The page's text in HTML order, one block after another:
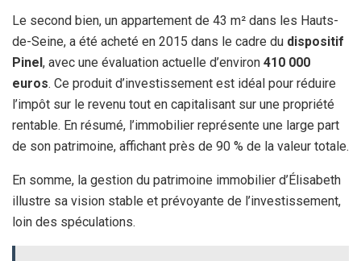
Le second bien, un appartement de 43 m² dans les Hauts-
de-Seine, a été acheté en 2015 dans le cadre du dispositif
Pinel , avec une évaluation actuelle d’environ 410 000
euros. Ce produit d’investissement est idéal pour réduire
l’impôt sur le revenu tout en capitalisant sur une propriété
rentable. En résumé, l’immobilier représente une large part
de son patrimoine, affichant près de 90 % de la valeur totale.
En somme, la gestion du patrimoine immobilier d’Élisabeth
illustre sa vision stable et prévoyante de l’investissement,
loin des spéculations.